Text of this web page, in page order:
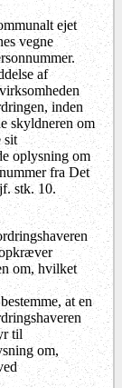
ejet
vegne
af
inden
skyldneren om
sit
oplysning om
fra Det
stk. 10.
om, hvilket
at en
til
om,